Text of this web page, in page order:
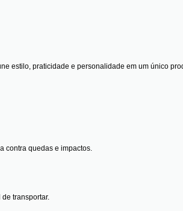
estilo, praticidade e personalidade em um único
contra quedas e impactos.
transportar.